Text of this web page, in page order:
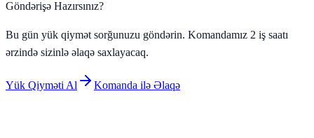
Göndərişə Hazırsınız?
Bu gün yük qiymət sorğunuzu göndərin. Komandamız 2 iş saatı
ərzində sizinlə əlaqə saxlayacaq.
Yük Qiyməti Al Komanda ilə Əlaqə